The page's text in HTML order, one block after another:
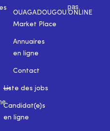
OUAGADOUGOU.ONLINE
Market Place
Annuaires
en ligne
Contact
Liste des jobs
Candidat(e)s
en ligne
pas.